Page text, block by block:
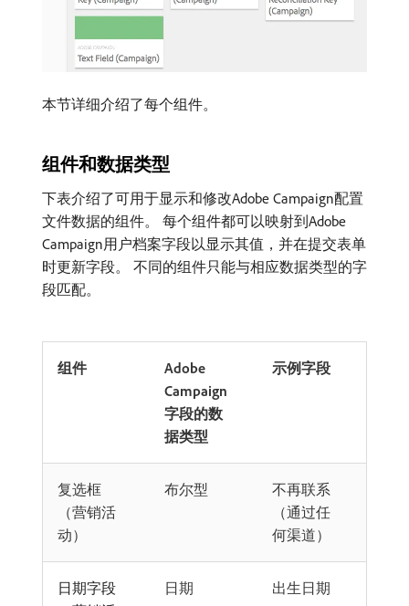
本节详细介绍了每个组件。
组件和数据类型
下表介绍了可用于显示和修改Adobe Campaign配置
文件数据的组件。 每个组件都可以映射到Adobe
Campaign用户档案字段以显示其值，并在提交表单
时更新字段。 不同的组件只能与相应数据类型的字
段匹配。
组件
Adobe
Campaign
字段的数
据类型
示例字段
复选框
（营销活
动）
布尔型
不再联系
（通过任
何渠道）
日期字段
日期 出生日期